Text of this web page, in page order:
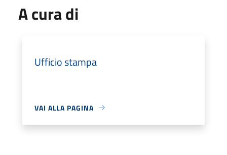
A cura di
Ufficio stampa
VAI ALLA PAGINA